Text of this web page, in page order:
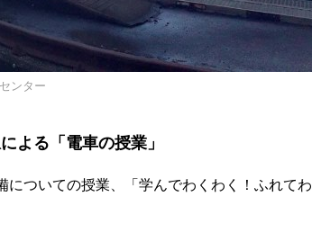
ンター
よる「電車の授業」
ついての授業、「学んでわくわく！ふれてわ